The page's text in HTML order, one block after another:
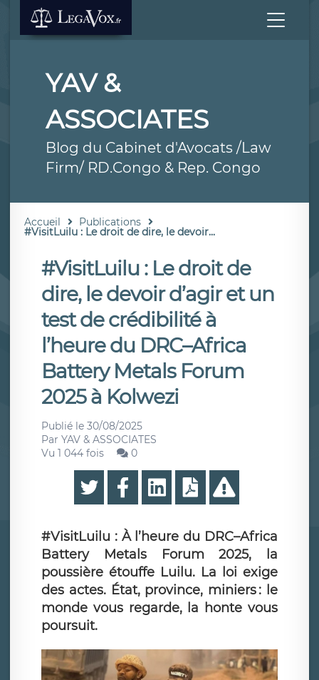
YAV &
ASSOCIATES
Blog du Cabinet d'Avocats /Law
Firm/ RD.Congo & Rep. Congo
Accueil Publications
#VisitLuilu : Le droit de dire, le devoir...
#VisitLuilu : Le droit de
dire, le devoir d’agir et un
test de crédibilité à
l’heure du DRC–Africa
Battery Metals Forum
2025 à Kolwezi
Publié le 30/08/2025
Par YAV & ASSOCIATES
Vu 1 044 fois
0
#VisitLuilu : À l’heure du DRC–Africa
Battery Metals Forum 2025, la
poussière étouffe Luilu. La loi exige
des actes. État, province, miniers : le
monde vous regarde, la honte vous
poursuit.